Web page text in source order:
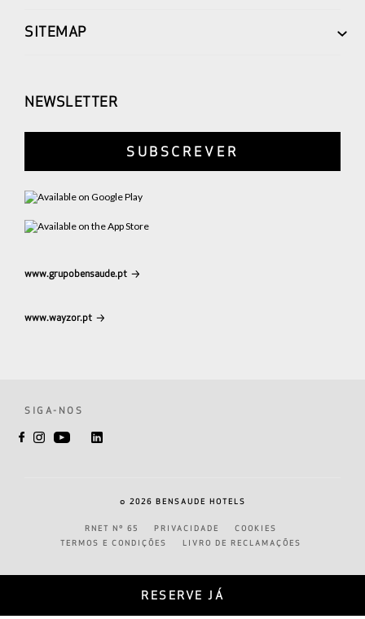
RESERVE JÁ
SITEMAP
NEWSLETTER
SUBSCREVER
www.grupobensaude.pt
www.wayzor.pt
SIGA-NOS
RNET Nº 65 PRIVACIDADE
COOKIES
TERMOS E CONDIÇÕES
LIVRO DE RECLAMAÇÕES
© 2026 BENSAUDE HOTELS